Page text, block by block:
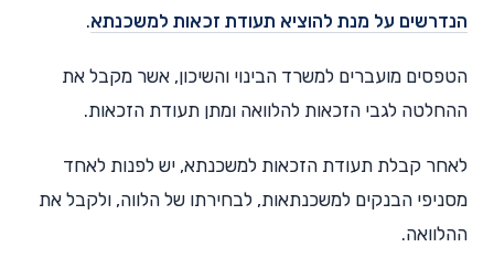
הנדרשים על מנת להוציא תעודת זכאות למשכנתא.
הטפסים מועברים למשרד הבינוי והשיכון, אשר מקבל את
ההחלטה לגבי הזכאות להלוואה ומתן תעודת הזכאות.
לאחר קבלת תעודת הזכאות למשכנתא, יש לפנות לאחד
מסניפי הבנקים למשכנתאות, לבחירתו של הלווה, ולקבל את
ההלוואה.